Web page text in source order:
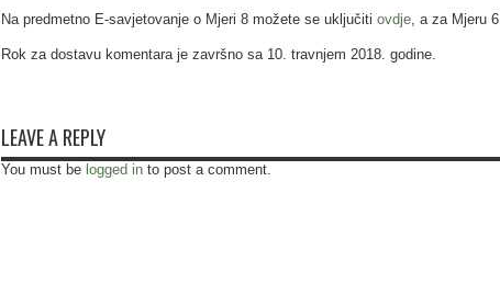
Na predmetno E-savjetovanje o Mjeri 8 možete se uključiti ovdje, a za Mjeru 6
Rok za dostavu komentara je završno sa 10. travnjem 2018. godine.
LEAVE A REPLY
You must be logged in to post a comment.